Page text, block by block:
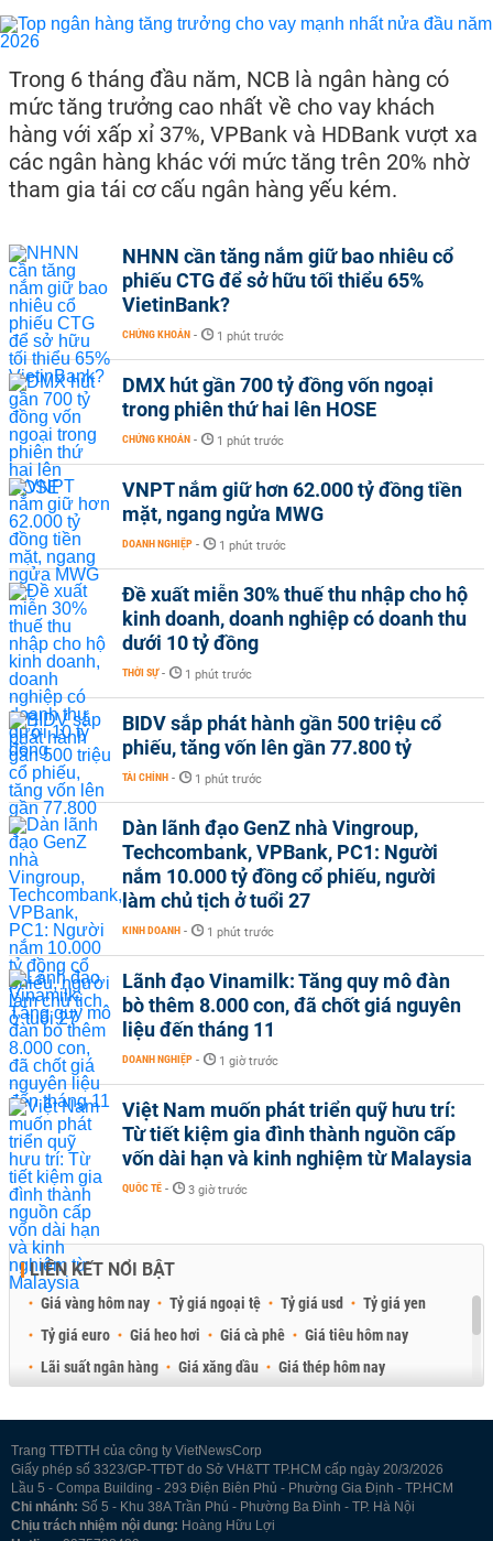
Trong 6 tháng đầu năm, NCB là ngân hàng có
mức tăng trưởng cao nhất về cho vay khách
hàng với xấp xỉ 37%, VPBank và HDBank vượt xa
các ngân hàng khác với mức tăng trên 20% nhờ
tham gia tái cơ cấu ngân hàng yếu kém.
NHNN cần tăng nắm giữ bao nhiêu cổ
phiếu CTG để sở hữu tối thiểu 65%
VietinBank?
CHỨNG KHOÁN - 1 phút trước
DMX hút gần 700 tỷ đồng vốn ngoại
trong phiên thứ hai lên HOSE
CHỨNG KHOÁN - 1 phút trước
VNPT nắm giữ hơn 62.000 tỷ đồng tiền
mặt, ngang ngửa MWG
DOANH NGHIỆP - 1 phút trước
Đề xuất miễn 30% thuế thu nhập cho hộ
kinh doanh, doanh nghiệp có doanh thu
dưới 10 tỷ đồng
THỜI SỰ - 1 phút trước
BIDV sắp phát hành gần 500 triệu cổ
phiếu, tăng vốn lên gần 77.800 tỷ
TÀI CHÍNH - 1 phút trước
Dàn lãnh đạo GenZ nhà Vingroup,
Techcombank, VPBank, PC1: Người
nắm 10.000 tỷ đồng cổ phiếu, người
làm chủ tịch ở tuổi 27
KINH DOANH - 1 phút trước
Lãnh đạo Vinamilk: Tăng quy mô đàn
bò thêm 8.000 con, đã chốt giá nguyên
liệu đến tháng 11
DOANH NGHIỆP - 1 giờ trước
Việt Nam muốn phát triển quỹ hưu trí:
Từ tiết kiệm gia đình thành nguồn cấp
vốn dài hạn và kinh nghiệm từ Malaysia
QUỐC TẾ - 3 giờ trước
LIÊN KẾT NỔI BẬT
Giá vàng hôm nay Tỷ giá ngoại tệ Tỷ giá usd
Tỷ giá yen
Tỷ giá euro
Giá heo hơi Giá cà phê
Giá tiêu hôm nay
Lãi suất ngân hàng
Giá xăng dầu
Giá thép hôm nay
Trang TTĐTTH của công ty VietNewsCorp
Giấy phép số 3323/GP-TTĐT do Sở VH&TT TP.HCM cấp ngày 20/3/2026
Lầu 5 - Compa Building - 293 Điện Biên Phủ - Phường Gia Định - TP.HCM
Chi nhánh: Số 5 - Khu 38A Trần Phú - Phường Ba Đình - TP. Hà Nội
Chịu trách nhiệm nội dung: Hoàng Hữu Lợi